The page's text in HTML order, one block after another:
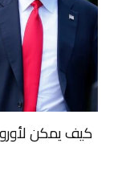
كيف يمكن